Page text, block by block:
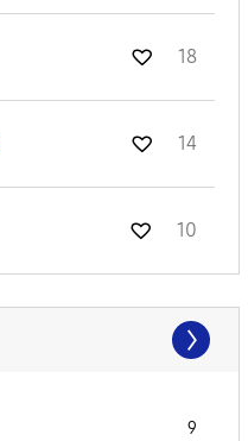
18
14
10
9